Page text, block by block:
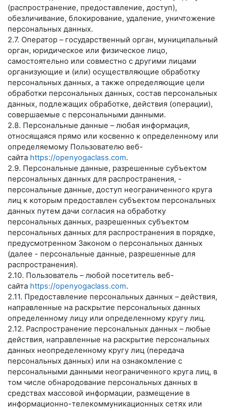
(распространение, предоставление, доступ),
обезличивание, блокирование, удаление, уничтожение
персональных данных.
2.7. Оператор – государственный орган, муниципальный
орган, юридическое или физическое лицо,
самостоятельно или совместно с другими лицами
организующие и (или) осуществляющие обработку
персональных данных, а также определяющие цели
обработки персональных данных, состав персональных
данных, подлежащих обработке, действия (операции),
совершаемые с персональными данными.
2.8. Персональные данные – любая информация,
относящаяся прямо или косвенно к определенному или
определяемому Пользователю веб-
сайта https://openyogaclass.com.
2.9. Персональные данные, разрешенные субъектом
персональных данных для распространения, -
персональные данные, доступ неограниченного круга
лиц к которым предоставлен субъектом персональных
данных путем дачи согласия на обработку
персональных данных, разрешенных субъектом
персональных данных для распространения в порядке,
предусмотренном Законом о персональных данных
(далее - персональные данные, разрешенные для
распространения).
2.10. Пользователь – любой посетитель веб-
сайта https://openyogaclass.com.
2.11. Предоставление персональных данных – действия,
направленные на раскрытие персональных данных
определенному лицу или определенному кругу лиц.
2.12. Распространение персональных данных – любые
действия, направленные на раскрытие персональных
данных неопределенному кругу лиц (передача
персональных данных) или на ознакомление с
персональными данными неограниченного круга лиц, в
том числе обнародование персональных данных в
средствах массовой информации, размещение в
информационно-телекоммуникационных сетях или